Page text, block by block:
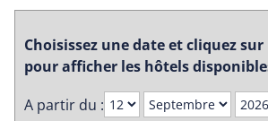
Choisissez une date et cliquez
pour afficher les hôtels
A partir du :